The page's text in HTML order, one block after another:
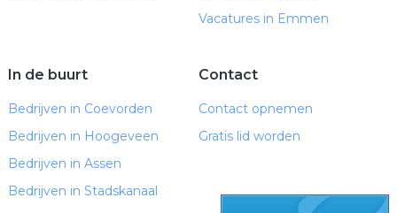
Vacatures in Emmen
In de buurt
Bedrijven in Coevorden
Bedrijven in Hoogeveen
Bedrijven in Assen
Bedrijven in Stadskanaal
Contact
Contact opnemen
Gratis lid worden